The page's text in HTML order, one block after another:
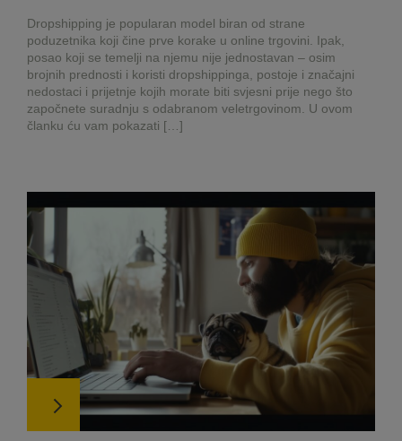
Dropshipping je popularan model biran od strane
poduzetnika koji čine prve korake u online trgovini. Ipak,
posao koji se temelji na njemu nije jednostavan – osim
brojnih prednosti i koristi dropshippinga, postoje i značajni
nedostaci i prijetnje kojih morate biti svjesni prije nego što
započnete suradnju s odabranom veletrgovinom. U ovom
članku ću vam pokazati […]